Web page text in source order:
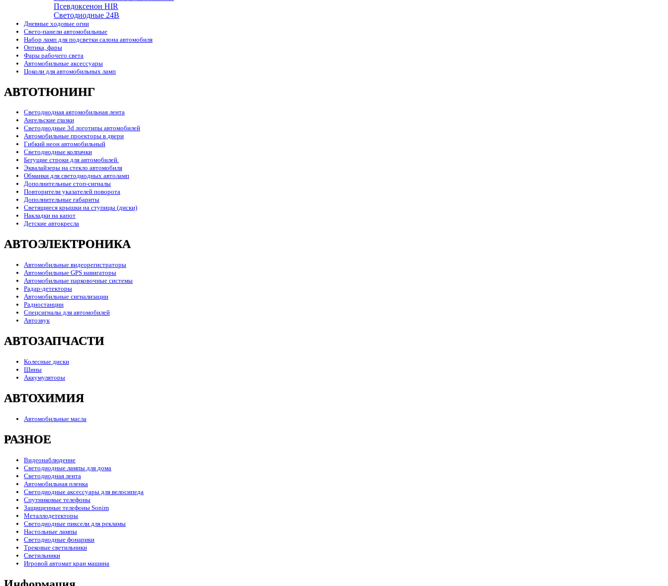
Псевдоксенон HIR
Cветодиодные 24B
Дневные ходовые огни
Свето-панели автомобильные
Набор ламп для подсветки салона автомобиля
Оптика, фары
Фары рабочего света
Автомобильные аксессуары
Цоколи для автомобильных ламп
АВТОТЮНИНГ
Светодиодная автомобильная лента
Ангельские глазки
Светодиодные 3d логотипы автомобилей
Автомобильные проекторы в двери
Гибкий неон автомобильный
Светодиодные колпачки
Бегущие строки для автомобилей.
Эквалайзеры на стекло автомобиля
Обманки для светодиодных автоламп
Дополнительные стоп-сигналы
Повторители указателей поворота
Дополнительные габариты
Светящиеся крышки на ступицы (диски)
Накладки на капот
Детские автокресла
АВТОЭЛЕКТРОНИКА
Автомобильные видеорегистраторы
Автомобильные GPS навигаторы
Автомобильные парковочные системы
Радар-детекторы
Автомобильные сигнализации
Радиостанции
Спецсигналы для автомобилей
Автозвук
АВТОЗАПЧАСТИ
Колесные диски
Шины
Аккумуляторы
АВТОХИМИЯ
Автомобильные масла
РАЗНОЕ
Видеонаблюдение
Светодиодные лампы для дома
Светодиодная лента
Автомобильная пленка
Светодиодные аксессуары для велосипеда
Спутниковые телефоны
Защищенные телефоны Sonim
Металлодетекторы
Светодиодные пиксели для рекламы
Настольные лампы
Светодиодные фонарики
Трековые светильники
Светильники
Игровой автомат кран машина